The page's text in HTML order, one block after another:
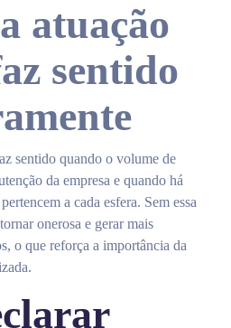
atuação
sentido
sentido quando o volume de
da empresa e quando há
a cada esfera. Sem essa
onerosa e gerar mais
o que reforça a importância da